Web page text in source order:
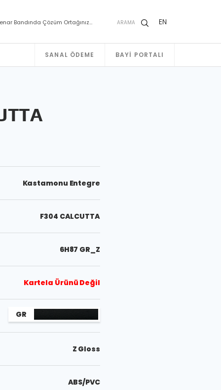
Bandında Çözüm Ortağınız… ARAMA EN
SANAL ÖDEME BAYI PORTALI
Kastamonu Entegre
F304 CALCUTTA
6H87 GR_Z
Kartela Ürünü Değil
GR
Z Gloss
ABS/PVC